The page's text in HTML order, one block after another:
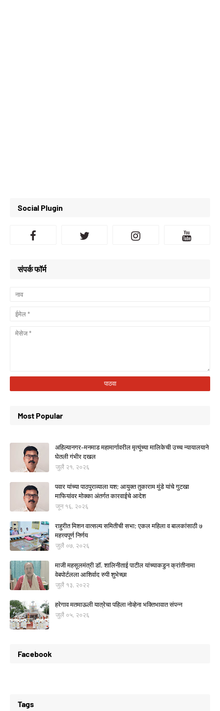
Social Plugin
संपर्क फॉर्म
Most Popular
अहिल्यानगर–मनमाड महामार्गावरील मृत्यूंच्या मालिकेची उच्च न्यायालयाने
घेतली गंभीर दखल
जुलै २१, २०२६
पवार यांच्या पाठपुराव्याला यश; आयुक्त तुकाराम मुंडे यांचे गुटखा
माफियांवर मोक्का अंतर्गत कारवाईचे आदेश
जून १६, २०२६
राहुरीत मिशन वात्सल्य समितीची सभा; एकल महिला व बालकांसाठी ७
महत्त्वपूर्ण निर्णय
जुलै ०७, २०२६
माजी महसूलमंत्री डॉ. शालिनीताई पाटील यांच्याकडुन क्रांतीनामा
वेबपोर्टलला आशिर्वाद रुपी शुभेच्छा
जुलै १३, २०२२
हरेगाव मतमाऊली यात्रेचा पहिला नोव्हेना भक्तिभावात संपन्न
जुलै ०५, २०२६
Facebook
Tags